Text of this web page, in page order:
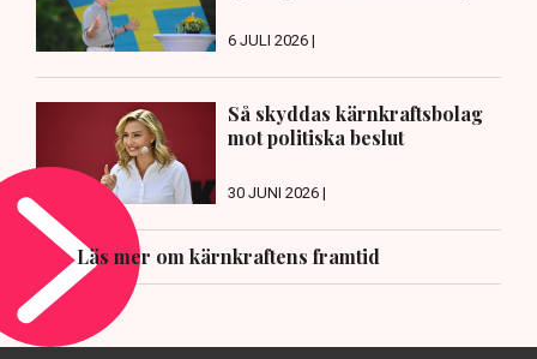
6 JULI 2026 |
Så skyddas kärnkraftsbolag
mot politiska beslut
30 JUNI 2026 |
Läs mer om kärnkraftens framtid